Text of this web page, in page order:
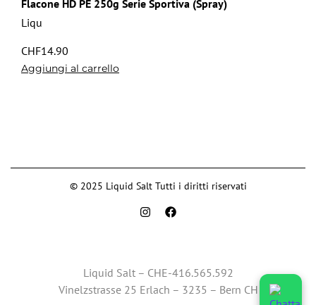
Flacone HD PE 250g Serie Sportiva (Spray)
Liqu
CHF14.90
Aggiungi al carrello
© 2025 Liquid Salt Tutti i diritti riservati
Liquid Salt – CHE-416.565.592
Vinelzstrasse 25 Erlach – 3235 – Bern CH